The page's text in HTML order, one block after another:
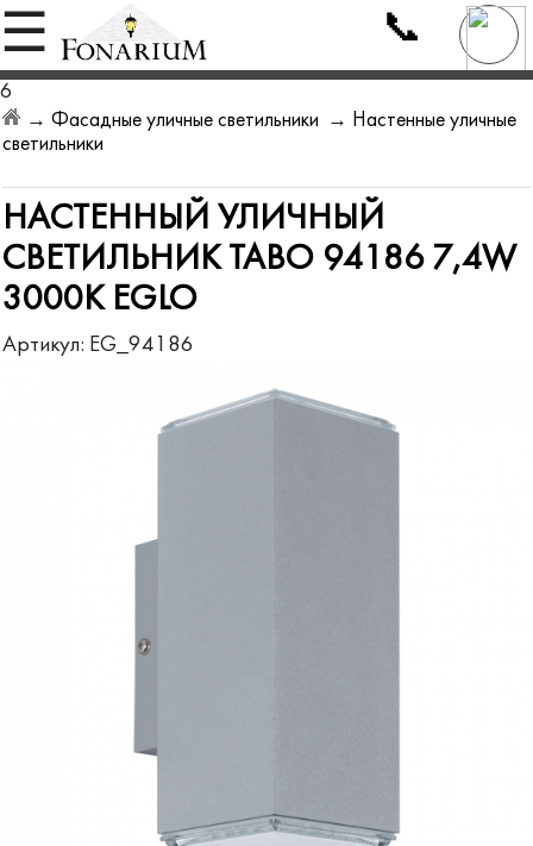
☰ 📞
6
→Фасадные уличные светильники → Настенные уличные
светильники
НАСТЕННЫЙ УЛИЧНЫЙ
СВЕТИЛЬНИК TABO 94186 7,4W
3000K EGLO
Артикул: EG_94186